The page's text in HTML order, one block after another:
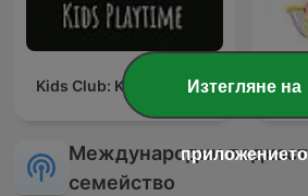
Kids Club: Kids Playtime
Международни
семейство
Изтегляне на
приложението